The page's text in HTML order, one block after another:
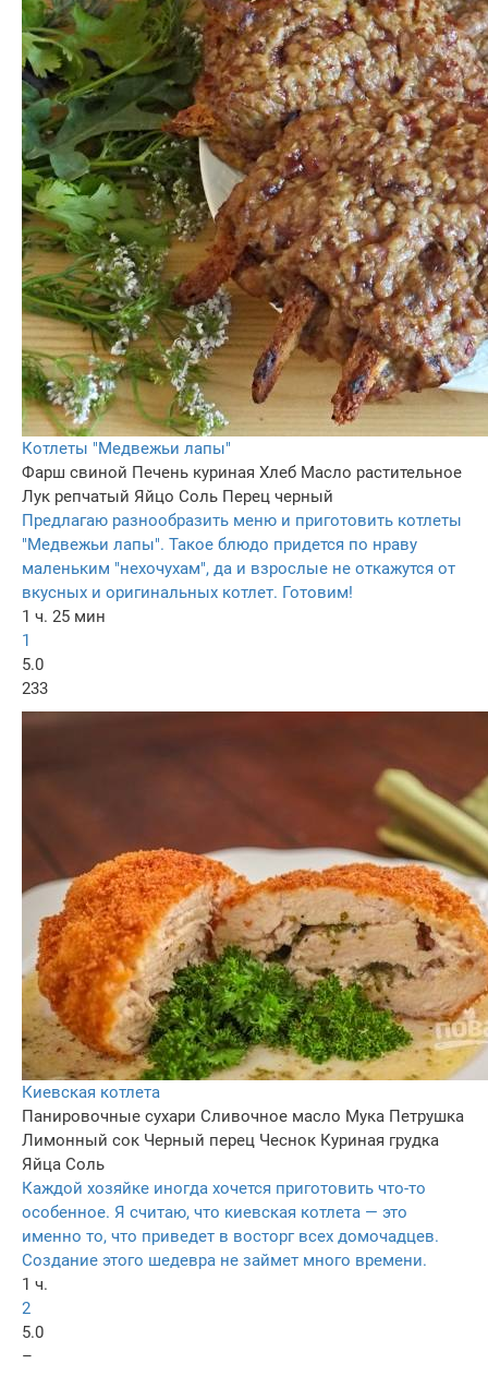
Котлеты "Медвежьи лапы"
Фарш свиной Печень куриная Хлеб Масло растительное
Лук репчатый Яйцо Соль Перец черный
Предлагаю разнообразить меню и приготовить котлеты
"Медвежьи лапы". Такое блюдо придется по нраву
маленьким "нехочухам", да и взрослые не откажутся от
вкусных и оригинальных котлет. Готовим!
1 ч. 25 мин
1
5.0
233
Киевская котлета
Панировочные сухари Сливочное масло Мука Петрушка
Лимонный сок Черный перец Чеснок Куриная грудка
Яйца Соль
Каждой хозяйке иногда хочется приготовить что-то
особенное. Я считаю, что киевская котлета — это
именно то, что приведет в восторг всех домочадцев.
Создание этого шедевра не займет много времени.
1 ч.
2
5.0
–